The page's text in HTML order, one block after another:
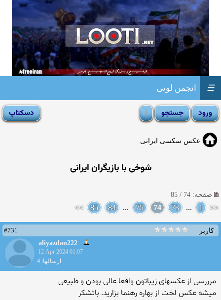
انجمن لوتی ☰
عکس سکسی ایرانی
شوخی با بازیگران ایرانی
صفحه: 74 / 85
<<
1
...
73
74
75
...
84
85
>>
کاربر
#731
aliyazdan222
12 Apr 2024 01:07
ارسالها: 4
مرررسی از عکسهای زیباتون واقعا عالی بودن و طبیعی
میشه عکس لخت از بهاره رهنما بزارید. باتشکر